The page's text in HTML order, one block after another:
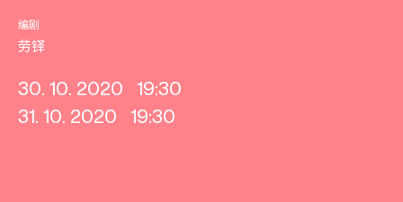
编剧
劳铎
30. 10. 2020
19:30
31. 10. 2020
19:30